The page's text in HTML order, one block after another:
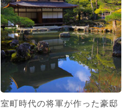
室町時代の将軍が作った豪邸